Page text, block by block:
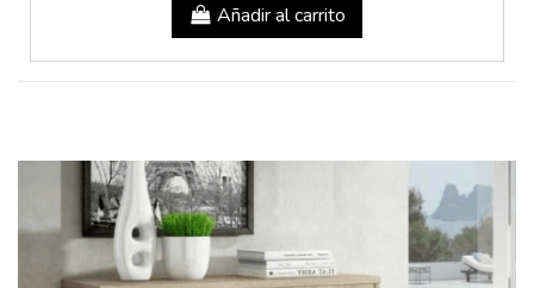
Añadir al carrito